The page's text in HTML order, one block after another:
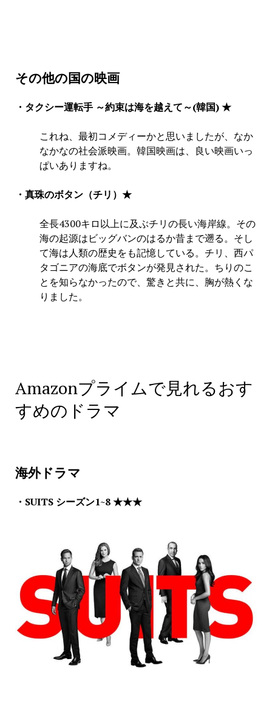
その他の国の映画
・タクシー運転手 ～約束は海を越えて～(韓国) ★
これね、最初コメディーかと思いましたが、なか
なかなの社会派映画。韓国映画は、良い映画いっ
ぱいありますね。
・真珠のボタン（チリ）★
全長4300キロ以上に及ぶチリの長い海岸線。その
海の起源はビッグバンのはるか昔まで遡る。そし
て海は人類の歴史をも記憶している。チリ、西パ
タゴニアの海底でボタンが発見された。ちりのこ
とを知らなかったので、驚きと共に、胸が熱くな
りました。
Amazonプライムで見れるおす
すめのドラマ
海外ドラマ
・SUITS シーズン1~8 ★★★